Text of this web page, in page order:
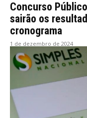
Concurso
sairão os
cronograma
1 de dezembro de 2024